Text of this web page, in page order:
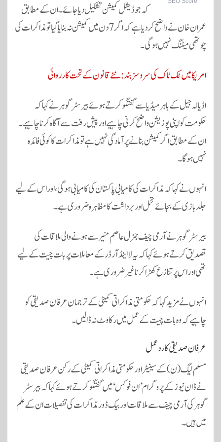
کہ جوڈیشل کمیشن تشکیل دیا جائے۔ ان کے مطابق
عمران خان نے واضح کر دیا ہے کہ اگر 7 دن میں کمیشن نہ بنایا گیا تو مذاکرات کی
چوتھی میٹنگ نہیں ہوگی۔
امریکا میں ٹک ٹاک کی سروسز بند: نئے قانون کے تحت کارروائی
اڈیالہ جیل کے باہر میڈیا سے گفتگو کرتے ہوئے بیرسٹر گوہر نے کہا کہ
حکومت کو اپنی پوزیشن واضح کرنی چاہیے اور پیش رفت سے آگاہ کرنا چاہیے۔
ان کے مطابق اگر کمیشن بنانے پر آمادگی نہیں ہے تو مذاکرات کا کوئی فائدہ
نہیں ہوگا۔
انہوں نے کہا کہ مذاکرات کی کامیابی پاکستان کی کامیابی ہوگی، اور اس کے لیے
جلد بازی کے بجائے تحمل اور برداشت کا مظاہرہ ضروری ہے۔
بیرسٹر گوہر نے آرمی چیف جنرل عاصم منیر سے ہونے والی ملاقات کی
تصدیق کرتے ہوئے کہا کہ یہ لا اینڈ آرڈر کے معاملات پر بات چیت کے لیے
تھی اور اس پر تنازع کھڑا کرنا غیر ضروری ہے۔
انہوں نے مزید کہا کہ حکومتی مذاکراتی کمیٹی کے ترجمان عرفان صدیقی کو
چاہیے کہ وہ بات چیت کے عمل میں رکاوٹ نہ ڈالیں۔
عرفان صدیقی کا ردعمل
مسلم لیگ (ن) کے سینیٹر اور حکومتی مذاکراتی کمیٹی کے رکن عرفان صدیقی
نے ڈان نیوز کے پروگرام ’ان فوکس‘ میں گفتگو کرتے ہوئے کہا کہ بیرسٹر
گوہر کی آرمی چیف سے ملاقات اور بیک ڈور مذاکرات کی تفصیلات ان کے علم
میں ہیں۔